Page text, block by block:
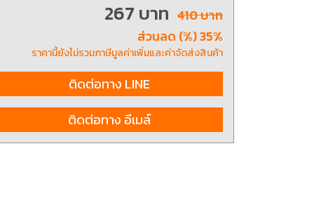
and striking
8 Hand and Assembly Tools /
267 บาท 410 บาท
ส่วนลด (%) 35%
ราคานี้ยังไม่รวมภาษีมูลค่าเพิ่มและค่าจัดส่งสินค้า
ติดต่อทาง LINE
ติดต่อทาง อีเมล์